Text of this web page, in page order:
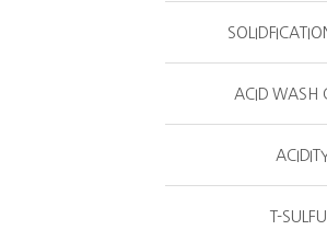
ACID WASH
T-